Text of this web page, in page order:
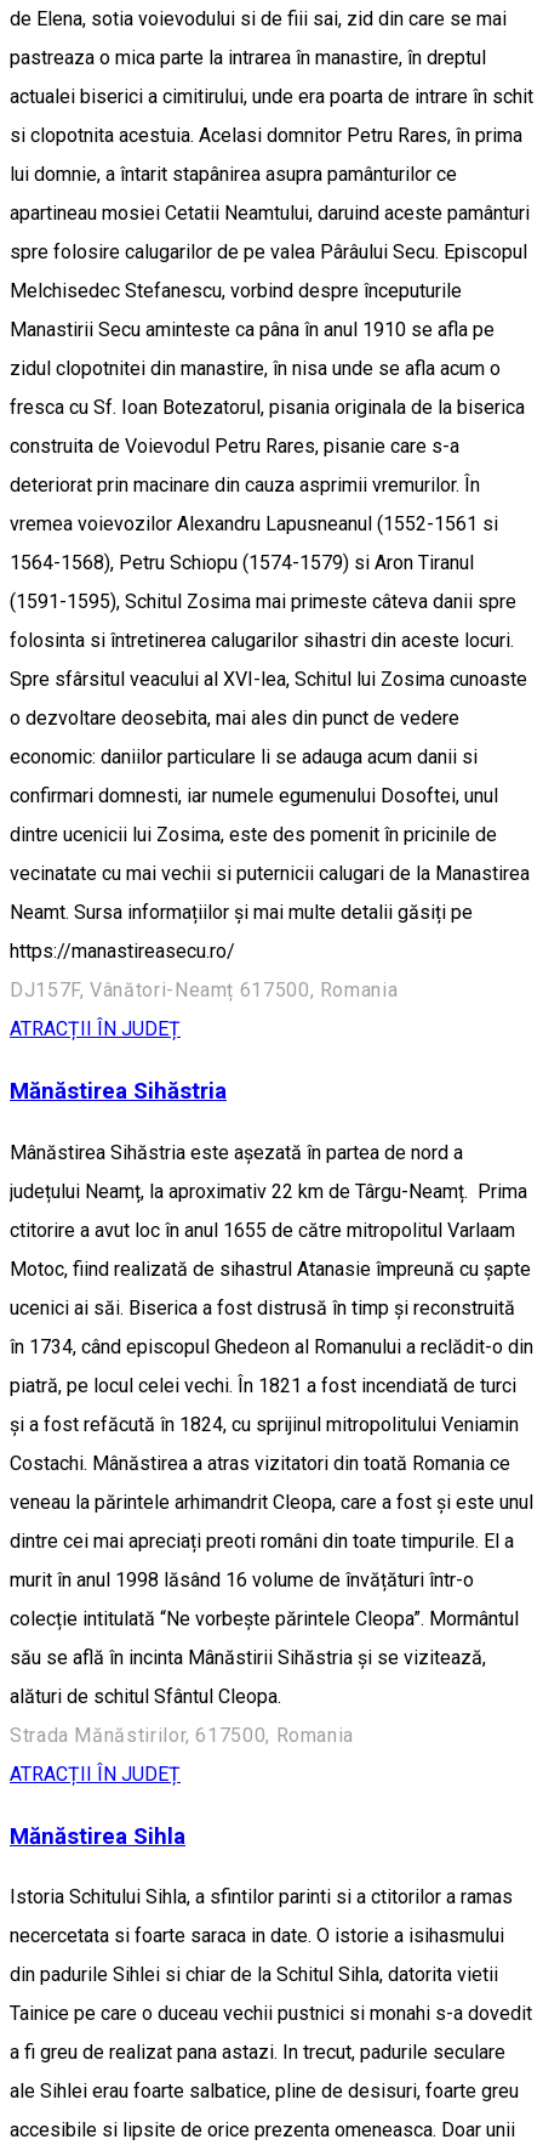
de Elena, sotia voievodului si de fiii sai, zid din care se mai
pastreaza o mica parte la intrarea în manastire, în dreptul
actualei biserici a cimitirului, unde era poarta de intrare în schit
si clopotnita acestuia. Acelasi domnitor Petru Rares, în prima
lui domnie, a întarit stapânirea asupra pamânturilor ce
apartineau mosiei Cetatii Neamtului, daruind aceste pamânturi
spre folosire calugarilor de pe valea Pârâului Secu. Episcopul
Melchisedec Stefanescu, vorbind despre începuturile
Manastirii Secu aminteste ca pâna în anul 1910 se afla pe
zidul clopotnitei din manastire, în nisa unde se afla acum o
fresca cu Sf. Ioan Botezatorul, pisania originala de la biserica
construita de Voievodul Petru Rares, pisanie care s-a
deteriorat prin macinare din cauza asprimii vremurilor. În
vremea voievozilor Alexandru Lapusneanul (1552-1561 si
1564-1568), Petru Schiopu (1574-1579) si Aron Tiranul
(1591-1595), Schitul Zosima mai primeste câteva danii spre
folosinta si întretinerea calugarilor sihastri din aceste locuri.
Spre sfârsitul veacului al XVI-lea, Schitul lui Zosima cunoaste
o dezvoltare deosebita, mai ales din punct de vedere
economic: daniilor particulare li se adauga acum danii si
confirmari domnesti, iar numele egumenului Dosoftei, unul
dintre ucenicii lui Zosima, este des pomenit în pricinile de
vecinatate cu mai vechii si puternicii calugari de la Manastirea
Neamt. Sursa informațiilor și mai multe detalii găsiți pe
https://manastireasecu.ro/
DJ157F, Vânători-Neamț 617500, Romania
ATRACȚII ÎN JUDEȚ
Mănăstirea Sihăstria
Mânăstirea Sihăstria este așezată în partea de nord a
județului Neamț, la aproximativ 22 km de Târgu-Neamț. Prima
ctitorire a avut loc în anul 1655 de către mitropolitul Varlaam
Motoc, fiind realizată de sihastrul Atanasie împreună cu șapte
ucenici ai săi. Biserica a fost distrusă în timp și reconstruită
în 1734, când episcopul Ghedeon al Romanului a reclădit-o din
piatră, pe locul celei vechi. În 1821 a fost incendiată de turci
și a fost refăcută în 1824, cu sprijinul mitropolitului Veniamin
Costachi. Mânăstirea a atras vizitatori din toată Romania ce
veneau la părintele arhimandrit Cleopa, care a fost și este unul
dintre cei mai apreciați preoti români din toate timpurile. El a
murit în anul 1998 lăsând 16 volume de învățături într-o
colecție intitulată “Ne vorbește părintele Cleopa”. Mormântul
său se află în incinta Mânăstirii Sihăstria și se vizitează,
alături de schitul Sfântul Cleopa.
Strada Mănăstirilor, 617500, Romania
ATRACȚII ÎN JUDEȚ
Mănăstirea Sihla
Istoria Schitului Sihla, a sfintilor parinti si a ctitorilor a ramas
necercetata si foarte saraca in date. O istorie a isihasmului
din padurile Sihlei si chiar de la Schitul Sihla, datorita vietii
Tainice pe care o duceau vechii pustnici si monahi s-a dovedit
a fi greu de realizat pana astazi. In trecut, padurile seculare
ale Sihlei erau foarte salbatice, pline de desisuri, foarte greu
accesibile si lipsite de orice prezenta omeneasca. Doar unii